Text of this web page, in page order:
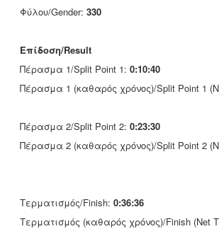
Φύλου/Gender: 330
Επίδοση/Result
Πέρασμα 1/Split Point 1: 0:10:40
Πέρασμα 1 (καθαρός χρόνος)/Split Point 1
Πέρασμα 2/Split Point 2: 0:23:30
Πέρασμα 2 (καθαρός χρόνος)/Split Point 2
Τερματισμός/Finish: 0:36:36
Τερματισμός (καθαρός χρόνος)/Finish (Net